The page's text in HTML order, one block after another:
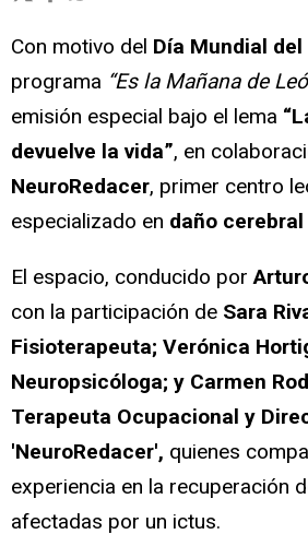
Con motivo del Día Mundial
programa “Es la Mañana de
emisión especial bajo el lema
devuelve la vida”, en
NeuroRedacer, primer centro
especializado en daño
El espacio, conducido por
con la participación de Sara
Fisioterapeuta; Verónica
Neuropsicóloga; y Carmen
Terapeuta Ocupacional y
'NeuroRedacer', quienes
experiencia en la recuperación
afectadas por un ictus.